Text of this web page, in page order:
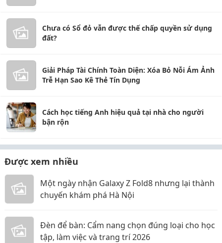
Chưa có Sổ đỏ vẫn được thế chấp quyền sử dụng
đất?
Giải Pháp Tài Chính Toàn Diện: Xóa Bỏ Nỗi Ám Ảnh
Trễ Hạn Sao Kê Thẻ Tín Dụng
Cách học tiếng Anh hiệu quả tại nhà cho người
bận rộn
Được xem nhiều
Một ngày nhận Galaxy Z Fold8 nhưng lại thành
chuyến khám phá Hà Nội
Đèn để bàn: Cẩm nang chọn đúng loại cho học
tập, làm việc và trang trí 2026